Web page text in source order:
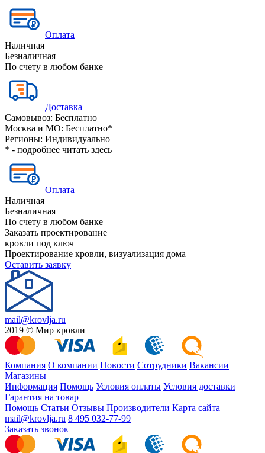
Оплата
Наличная
Безналичная
По счету в любом банке
Доставка
Самовывоз: Бесплатно
Москва и МО: Бесплатно*
Регионы: Индивидуально
* - подробнее читать здесь
Оплата
Наличная
Безналичная
По счету в любом банке
Заказать проектирование
кровли под ключ
Проектирование кровли, визуализация дома
Оставить заявку
mail@krovlja.ru
2019 © Мир кровли
Компания О компании Новости Сотрудники Вакансии
Магазины
Информация Помощь Условия оплаты Условия доставки
Гарантия на товар
Помощь Статьи Отзывы Производители Карта сайта
mail@krovlja.ru 8 495 032-77-99
Заказать звонок